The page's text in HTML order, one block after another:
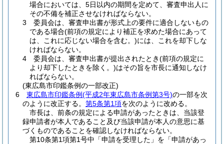
場合においては、5日以内の期間を定めて、審査申出人に
その不備を補正させなければならない。
3
委員会は、審査申出書が形式上の要件に適合しないもの
である場合(前項の規定により補正を求めた場合にあって
は、これに応じない場合を含む。)には、これを却下しな
ければならない。
4
委員会は、審査申出書が提出されたとき(前項の規定に
より却下したときを除く。)はその旨を市長に通知しなけ
ればならない。
(東広島市印鑑条例の一部改正)
6
東広島市印鑑条例(平成2年東広島市条例第3号)の一部を次
のように改正する。 第5条第1項を次のように改める。
市長は、前条の規定による申請があったときは、当該登
録申請者が本人であること及び当該申請が本人の意思に基
づくものであることを確認しなければならない。
第10条第1項第1号中「申請を受理した」を「申請があっ